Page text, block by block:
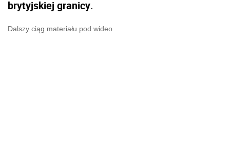
brytyjskiej granicy.
Dalszy ciąg materiału pod wideo